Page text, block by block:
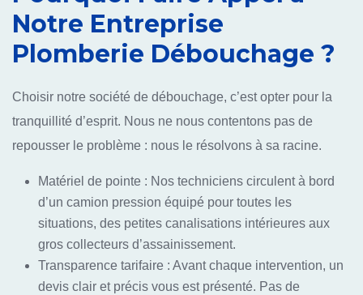
Notre Entreprise
Plomberie Débouchage ?
Choisir notre société de débouchage, c’est opter pour la
tranquillité d’esprit. Nous ne nous contentons pas de
repousser le problème : nous le résolvons à sa racine.
Matériel de pointe : Nos techniciens circulent à bord
d’un camion pression équipé pour toutes les
situations, des petites canalisations intérieures aux
gros collecteurs d’assainissement.
Transparence tarifaire : Avant chaque intervention, un
devis clair et précis vous est présenté. Pas de